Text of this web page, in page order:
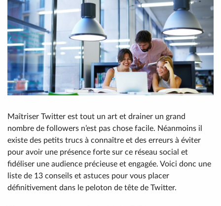
Maîtriser Twitter est tout un art et drainer un grand
nombre de followers n’est pas chose facile. Néanmoins il
existe des petits trucs à connaître et des erreurs à éviter
pour avoir une présence forte sur ce réseau social et
fidéliser une audience précieuse et engagée. Voici donc une
liste de 13 conseils et astuces pour vous placer
définitivement dans le peloton de tête de Twitter.